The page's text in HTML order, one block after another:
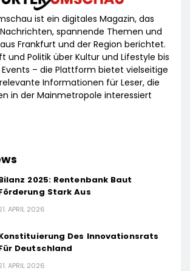
ist ein digitales Magazin, das
spannende Themen und
Frankfurt und der Region berichtet.
und Politik über Kultur und Lifestyle bis
Events – die Plattform bietet vielseitige
Informationen für Leser, die
in der Mainmetropole interessiert
2025: Rentenbank Baut
Stark Aus
APRIL 2026
Des Innovationsrats
Deutschland
APRIL 2026